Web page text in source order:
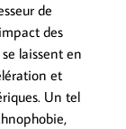
de
des
laissent en
et
Un tel